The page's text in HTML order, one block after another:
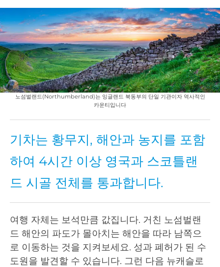
노섬벌랜드(Northumberland)는 잉글랜드 북동부의 단일 기관이자 역사적인
카운티입니다
기차는 황무지, 해안과 농지를 포함
하여 4시간 이상 영국과 스코틀랜
드 시골 전체를 통과합니다.
여행 자체는 보석만큼 값집니다. 거친 노섬벌랜
드 해안의 파도가 몰아치는 해안을 따라 남쪽으
로 이동하는 것을 지켜보세요. 성과 폐허가 된 수
도원을 발견할 수 있습니다. 그런 다음 뉴캐슬로